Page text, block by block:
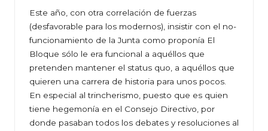
Este año, con otra correlación de fuerzas
(desfavorable para los modernos), insistir con el no-
funcionamiento de la Junta como proponía El
Bloque sólo le era funcional a aquéllos que
pretenden mantener el status quo, a aquéllos que
quieren una carrera de historia para unos pocos.
En especial al trincherismo, puesto que es quien
tiene hegemonía en el Consejo Directivo, por
donde pasaban todos los debates y resoluciones al